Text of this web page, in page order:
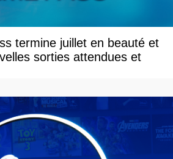
termine juillet en beauté et
sorties attendues et